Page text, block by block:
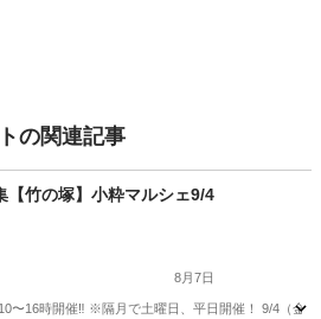
の関連記事
【竹の塚】小粋マルシェ9/4
8月7日
〜16時開催‼️ ※隔月で土曜日、平日開催！ 9/4（金